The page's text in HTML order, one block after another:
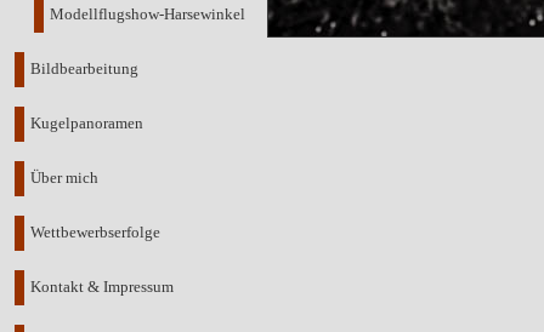
Modellflugshow-Harsewinkel
Bildbearbeitung
Kugelpanoramen
Über mich
Wettbewerbserfolge
Kontakt & Impressum